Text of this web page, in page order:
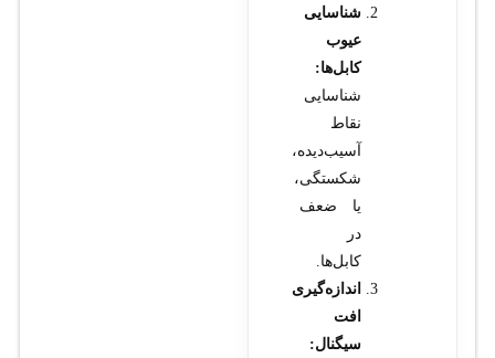
شناسایی
عیوب
کابل‌ها:
شناسایی
نقاط
آسیب‌دیده،
شکستگی،
یا ضعف
در
کابل‌ها.
اندازه‌گیری
افت
سیگنال: